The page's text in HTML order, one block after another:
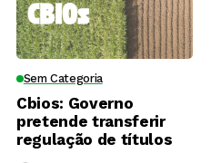
Sem Categoria
Cbios: Governo
pretende transferir
regulação de títulos